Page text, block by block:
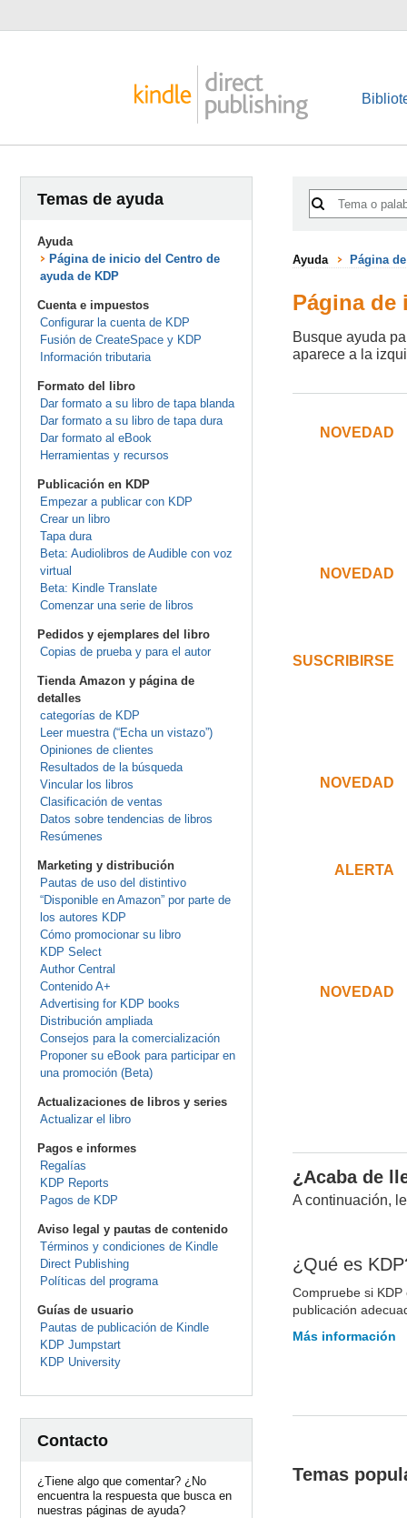
Temas de ayuda
Ayuda
Página de inicio del Centro de
ayuda de KDP
Cuenta e impuestos
Configurar la cuenta de KDP
Fusión de CreateSpace y KDP
Información tributaria
Formato del libro
Dar formato a su libro de tapa blanda
Dar formato a su libro de tapa dura
Dar formato al eBook
Herramientas y recursos
Publicación en KDP
Empezar a publicar con KDP
Crear un libro
Tapa dura
Beta: Audiolibros de Audible con voz
virtual
Beta: Kindle Translate
Comenzar una serie de libros
Pedidos y ejemplares del libro
Copias de prueba y para el autor
Tienda Amazon y página de
detalles
categorías de KDP
Leer muestra (“Echa un vistazo”)
Opiniones de clientes
Resultados de la búsqueda
Vincular los libros
Clasificación de ventas
Datos sobre tendencias de libros
Resúmenes
Marketing y distribución
Pautas de uso del distintivo
“Disponible en Amazon” por parte de
los autores KDP
Cómo promocionar su libro
KDP Select
Author Central
Contenido A+
Advertising for KDP books
Distribución ampliada
Consejos para la comercialización
Proponer su eBook para participar en
una promoción (Beta)
Actualizaciones de libros y series
Actualizar el libro
Pagos e informes
Regalías
KDP Reports
Pagos de KDP
Aviso legal y pautas de contenido
Términos y condiciones de Kindle
Direct Publishing
Políticas del programa
Guías de usuario
Pautas de publicación de Kindle
KDP Jumpstart
KDP University
Contacto
¿Tiene algo que comentar? ¿No
encuentra la respuesta que busca en
nuestras páginas de ayuda?
Ayuda Página
Página de
Busque ayuda
aparece a la
NOVEDAD
NOVEDAD
SUSCRIBIRSE
NOVEDAD
ALERTA
NOVEDAD
¿Acaba de
A continuación,
¿Qué es
Compruebe si
publicación
Más información
Temas